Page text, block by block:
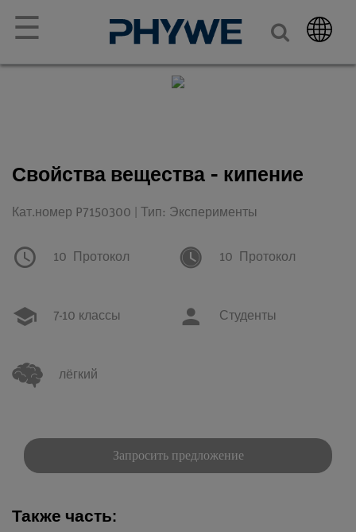
☰
Свойства вещества - кипение
Кат.номер P7150300 | Тип: Эксперименты
10 Протокол 10 Протокол
7-10 классы Студенты
лёгкий
Запросить предложение
Также часть: